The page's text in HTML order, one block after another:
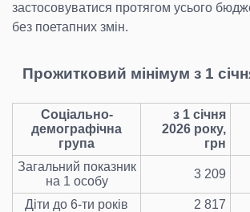
застосовуватися протягом усього
без поетапних змін.
Прожитковий мінімум з 1
Соціально-
демографічна
група
з 1 січня
2026 року,
грн
Загальний показник
на 1 особу
3 209
Діти до 6-ти років 2 817